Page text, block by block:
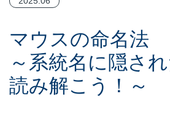
マウスの命名法
～系統名に隠さ
読み解こう！～